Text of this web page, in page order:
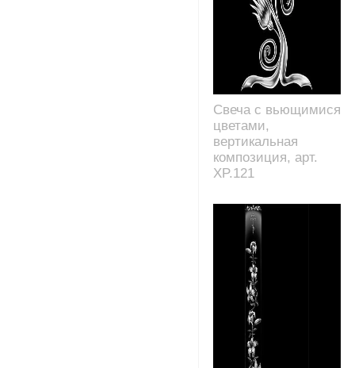
Свеча с вьющимися
цветами,
вертикальная
композиция, арт.
XP.121